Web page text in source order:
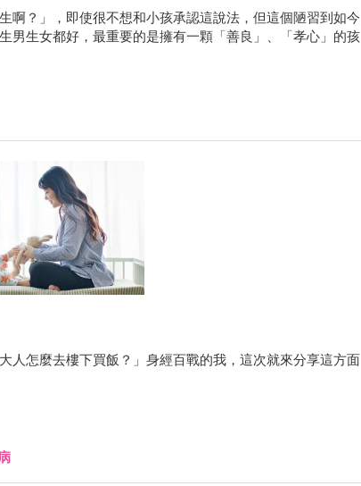
啊？」，即使很不想和小孩承認這說法，但這個陋習到如今
男生女都好，最重要的是擁有一顆「善良」、「孝心」的孩
人怎麼去樓下買飯？」身經百戰的我，這次就來分享這方面